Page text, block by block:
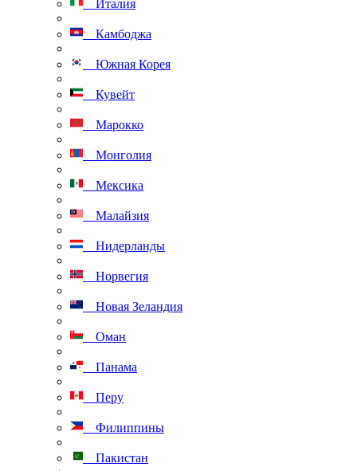
Италия
Камбоджа
Южная Корея
Кувейт
Марокко
Монголия
Мексика
Малайзия
Нидерланды
Норвегия
Новая Зеландия
Оман
Панама
Перу
Филиппины
Пакистан